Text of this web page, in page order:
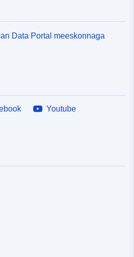
Data Portal meeskonnaga
Youtube